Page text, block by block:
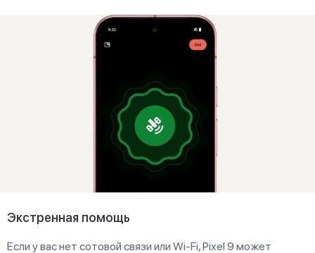
Экстренная помощь
Если у вас нет сотовой связи или Wi-Fi, Pixel 9 может